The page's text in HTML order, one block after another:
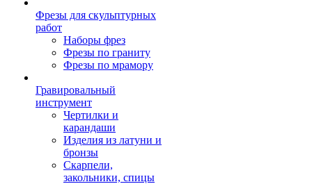
Фрезы для скульптурных
работ
Наборы фрез
Фрезы по граниту
Фрезы по мрамору
Гравировальный
инструмент
Чертилки и
карандаши
Изделия из латуни и
бронзы
Скарпели,
закольники, спицы